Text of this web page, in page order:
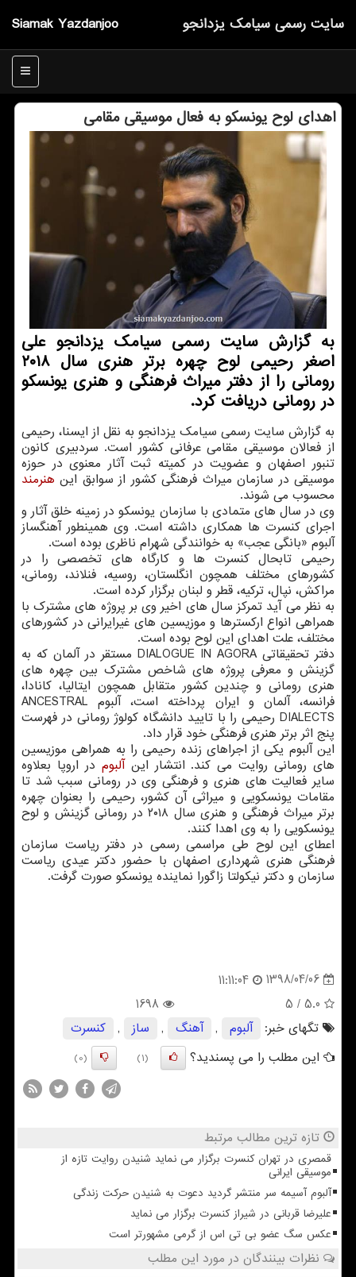
Siamak Yazdanjoo سایت رسمی سیامك یزدانجو
منو
اهدای لوح یونسكو به فعال موسیقی مقامی
به گزارش سایت رسمی سیامك یزدانجو علی
اصغر رحیمی لوح چهره برتر هنری سال ۲۰۱۸
رومانی را از دفتر میراث فرهنگی و هنری یونسكو
در رومانی دریافت كرد.
به گزارش سایت رسمی سیامك یزدانجو به نقل از ایسنا، رحیمی
از فعالان موسیقی مقامی عرفانی كشور است. سردبیری كانون
تنبور اصفهان و عضویت در كمیته ثبت آثار معنوی در حوزه
موسیقی در سازمان میراث فرهنگی كشور از سوابق این هنرمند
محسوب می شوند.
وی در سال های متمادی با سازمان یونسكو در زمینه خلق آثار و
اجرای كنسرت ها همكاری داشته است. وی همینطور آهنگساز
آلبوم «بانگی عجب» به خوانندگی شهرام ناظری بوده است.
رحیمی تابحال كنسرت ها و كارگاه های تخصصی را در
كشورهای مختلف همچون انگلستان، روسیه، فنلاند، رومانی،
مراكش، نپال، تركیه، قطر و لبنان برگزار كرده است.
به نظر می آید تمركز سال های اخیر وی بر پروژه های مشترك با
همراهی انواع اركسترها و موزیسین های غیرایرانی در كشورهای
مختلف، علت اهدای این لوح بوده است.
دفتر تحقیقاتی DIALOGUE IN AGORA مستقر در آلمان كه به
گزینش و معرفی پروژه های شاخص مشترك بین چهره های
هنری رومانی و چندین كشور متقابل همچون ایتالیا، كانادا،
فرانسه، آلمان و ایران پرداخته است، آلبوم ANCESTRAL
DIALECTS رحیمی را با تایید دانشگاه كولوژ رومانی در فهرست
پنج اثر برتر هنری فرهنگی خود قرار داد.
این آلبوم یكی از اجراهای زنده رحیمی را به همراهی موزیسین
های رومانی روایت می كند. انتشار اینآلبوم در اروپا بعلاوه
سایر فعالیت های هنری و فرهنگی وی در رومانی سبب شد تا
مقامات یونسكویی و میراثی آن كشور، رحیمی را بعنوان چهره
برتر میراث فرهنگی و هنری سال ۲۰۱۸ در رومانی گزینش و لوح
یونسكویی را به وی اهدا كنند.
اعطای این لوح طی مراسمی رسمی در دفتر ریاست سازمان
فرهنگی هنری شهرداری اصفهان با حضور دكتر عیدی ریاست
سازمان و دكتر نیكولتا زاگورا نماینده یونسكو صورت گرفت.
1398/04/06
11:11:04
5.0
/ 5
1698
تگهای خبر:
آلبوم , آهنگ , ساز ,
كنسرت
این مطلب را می پسندید؟
(1)
(0)
تازه ترین مطالب مرتبط
قمصری در تهران کنسرت برگزار می نماید شنیدن روایت تازه از
موسیقی ایرانی
آلبوم آسیمه سر منتشر گردید دعوت به شنیدن حرکت زندگی
علیرضا قربانی در شیراز کنسرت برگزار می نماید
عکس سگ عضو بی تی اس از گرمی مشهورتر است
نظرات بینندگان در مورد این مطلب